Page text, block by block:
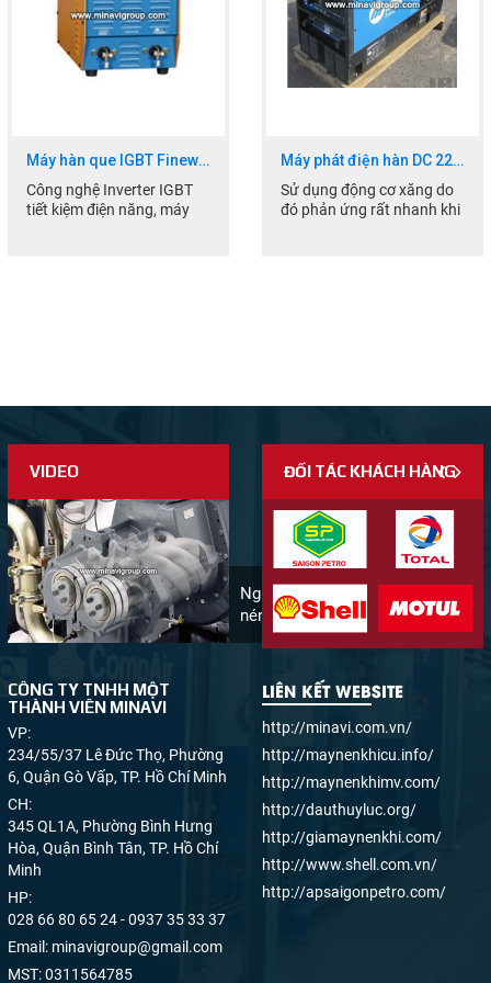
Máy hàn que IGBT Finewel-350D
Công nghệ Inverter IGBT
tiết kiệm điện năng, máy
Máy phát điện hàn DC 225NT
Sử dụng động cơ xăng do
đó phản ứng rất nhanh khi
VIDEO
Nguyên lý hoạt động máy
nén khí
ĐỐI TÁC KHÁCH HÀNG
CÔNG TY TNHH MỘT
THÀNH VIÊN MINAVI
VP:
234/55/37 Lê Đức Thọ, Phường
6, Quận Gò Vấp, TP. Hồ Chí Minh
CH:
345 QL1A, Phường Bình Hưng
Hòa, Quận Bình Tân, TP. Hồ Chí
Minh
HP:
028 66 80 65 24 - 0937 35 33 37
Email: minavigroup@gmail.com
MST:0311564785
LIÊN KẾT WEBSITE
http://minavi.com.vn/
http://maynenkhicu.info/
http://maynenkhimv.com/
http://dauthuyluc.org/
http://giamaynenkhi.com/
http://www.shell.com.vn/
http://apsaigonpetro.com/
THEO DÕI
Twitter
Gọi cho chúng tôi
Nhắn tin
Mail
COPYRIGHT 2017. ALL RIGHTS RESERVED
COPYRIGHT 2017. ALL RIGHTS RESERVED